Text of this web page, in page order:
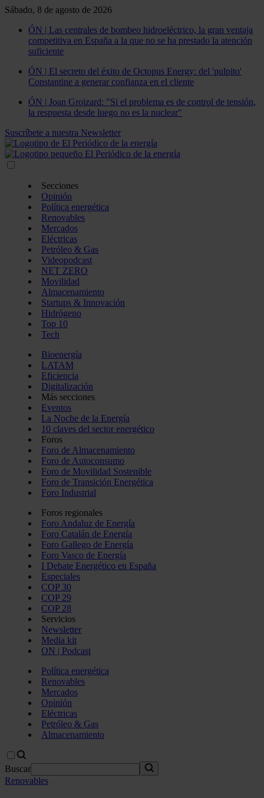
Sábado, 8 de agosto de 2026
ÓN | Las centrales de bombeo hidroeléctrico, la gran ventaja
competitiva en España a la que no se ha prestado la atención
suficiente
ÓN | El secreto del éxito de Octopus Energy: del 'pulpito'
Constantine a generar confianza en el cliente
ÓN | Joan Groizard: "Si el problema es de control de tensión,
la respuesta desde luego no es la nuclear"
Suscríbete a nuestra Newsletter
Secciones
Opinión
Política energética
Renovables
Mercados
Eléctricas
Petróleo & Gas
Videopodcast
NET ZERO
Movilidad
Almacenamiento
Startups & Innovación
Hidrógeno
Top 10
Tech
Bioenergía
LATAM
Eficiencia
Digitalización
Más secciones
Eventos
La Noche de la Energía
10 claves del sector energético
Foros
Foro de Almacenamiento
Foro de Autoconsumo
Foro de Movilidad Sostenible
Foro de Transición Energética
Foro Industrial
Foros regionales
Foro Andaluz de Energía
Foro Catalán de Energía
Foro Gallego de Energía
Foro Vasco de Energía
I Debate Energético en España
Especiales
COP 30
COP 29
COP 28
Servicios
Newsletter
Media kit
ON | Podcast
Política energética
Renovables
Mercados
Opinión
Eléctricas
Petróleo & Gas
Almacenamiento
Buscar
Renovables